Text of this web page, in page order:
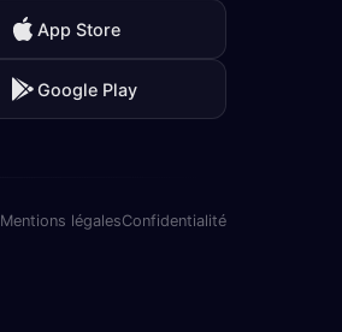
App Store
Google Play
Mentions légalesConfidentialité